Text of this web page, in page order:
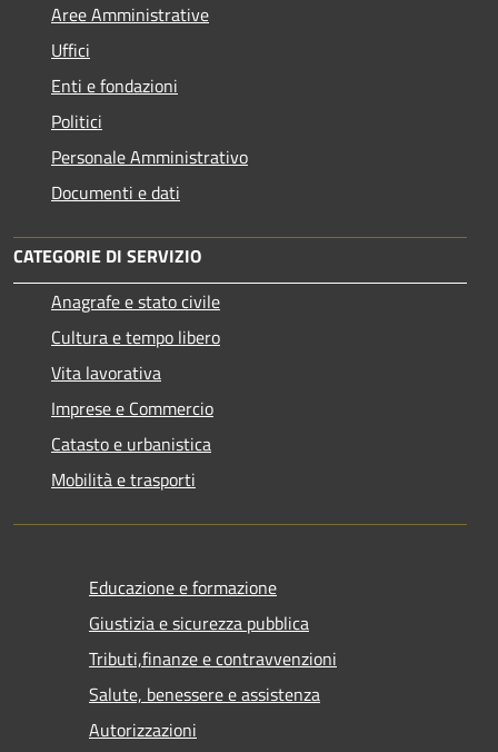
Aree Amministrative
Uffici
Enti e fondazioni
Politici
Personale Amministrativo
Documenti e dati
CATEGORIE DI SERVIZIO
Anagrafe e stato civile
Cultura e tempo libero
Vita lavorativa
Imprese e Commercio
Catasto e urbanistica
Mobilità e trasporti
Educazione e formazione
Giustizia e sicurezza pubblica
Tributi,finanze e contravvenzioni
Salute, benessere e assistenza
Autorizzazioni